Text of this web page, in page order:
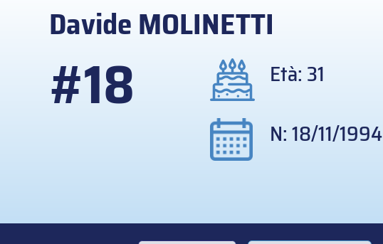
DavideMOLINETTI
#18 Età: 31
N: 18/11/1994